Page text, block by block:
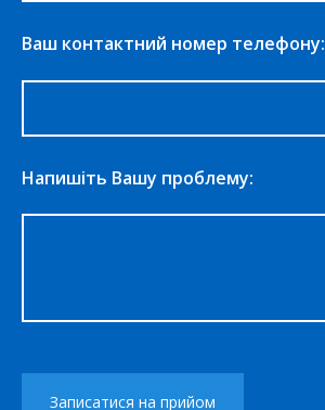
Ваш контактний номер телефону:
Напишіть Вашу проблему: